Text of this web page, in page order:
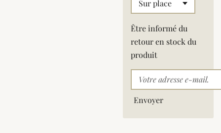
Être informé du
retour en stock du
produit
Envoyer